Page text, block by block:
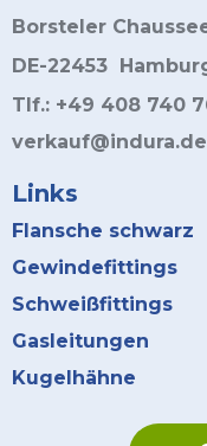
Borsteler
DE-22453
Tlf.: +49 408 740
verkauf@indura.de
Links
Flansche schwarz
Gewindefittings
Schweißfittings
Gasleitungen
Kugelhähne